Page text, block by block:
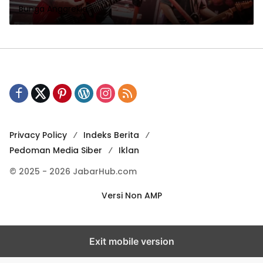
Insanul
Bunga Anggrekia
Privacy Policy
Indeks Berita
Pedoman Media Siber
Iklan
© 2025 - 2026 JabarHub.com
Versi Non AMP
Exit mobile version